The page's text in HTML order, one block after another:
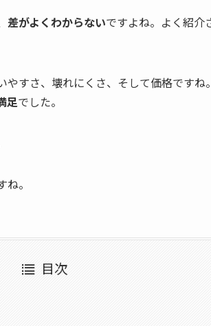
差がよくわからないですよね。よく紹介
すさ、壊れにくさ、そして価格ですね
足でした。
。
目次